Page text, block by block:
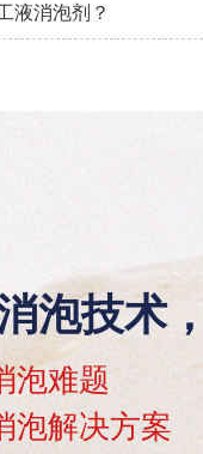
液消泡剂？
泡技术
泡难题
泡解决方案